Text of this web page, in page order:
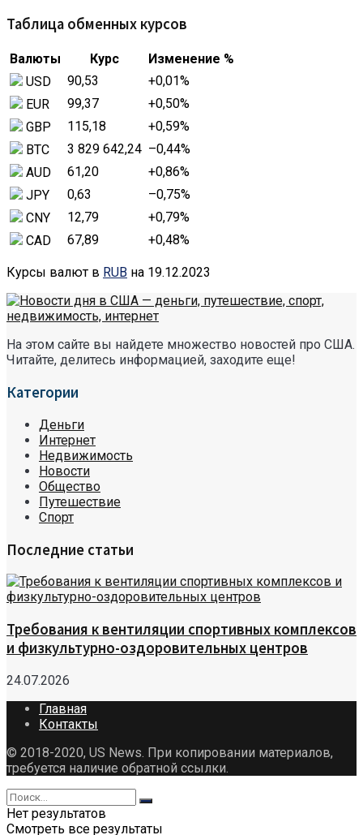
Таблица обменных курсов
Валюты Курс
Изменение %
USD
90,53 +0,01%
EUR
99,37 +0,50%
GBP
115,18 +0,59%
BTC
3 829 642,24 –0,44%
AUD
61,20 +0,86%
JPY
0,63 –0,75%
CNY
12,79 +0,79%
CAD
67,89 +0,48%
Курсы валют в RUB на 19.12.2023
На этом сайте вы найдете множество новостей про США.
Читайте, делитесь информацией, заходите еще!
Категории
Деньги
Интернет
Недвижимость
Новости
Общество
Путешествие
Спорт
Последние статьи
Требования к вентиляции спортивных комплексов
и физкультурно-оздоровительных центров
24.07.2026
Главная
Контакты
© 2018-2020, US News. При копировании материалов,
требуется наличие обратной ссылки.
Нет результатов
Смотреть все результаты